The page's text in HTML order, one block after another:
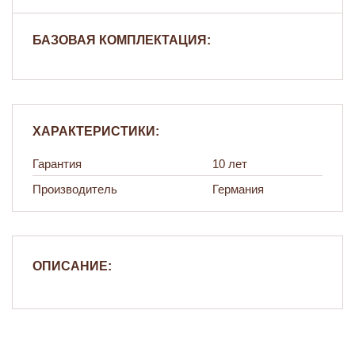
БАЗОВАЯ КОМПЛЕКТАЦИЯ:
ХАРАКТЕРИСТИКИ:
Гарантия
10 лет
Производитель
Германия
ОПИСАНИЕ: